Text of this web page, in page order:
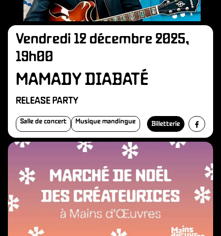
Vendredi 12 décembre 2025,
19h00
MAMADY DIABATÉ
RELEASE PARTY
Salle de concert Musique mandingue Billetterie